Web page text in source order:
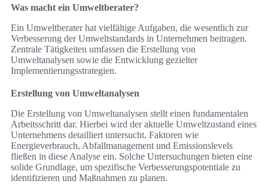
Was macht ein Umweltberater?
Ein Umweltberater hat vielfältige Aufgaben, die wesentlich zur
Verbesserung der Umweltstandards in Unternehmen beitragen.
Zentrale Tätigkeiten umfassen die Erstellung von
Umweltanalysen sowie die Entwicklung gezielter
Implementierungsstrategien.
Erstellung von Umweltanalysen
Die Erstellung von Umweltanalysen stellt einen fundamentalen
Arbeitsschritt dar. Hierbei wird der aktuelle Umweltzustand eines
Unternehmens detailliert untersucht. Faktoren wie
Energieverbrauch, Abfallmanagement und Emissionslevels
fließen in diese Analyse ein. Solche Untersuchungen bieten eine
solide Grundlage, um spezifische Verbesserungspotentiale zu
identifizieren und Maßnahmen zu planen.